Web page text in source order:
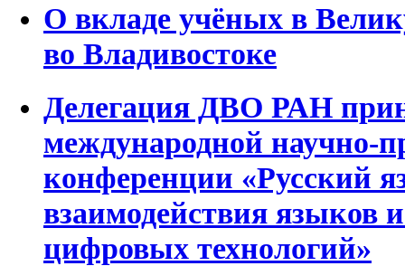
О вкладе учёных в
во Владивостоке
Делегация ДВО РАН
международной научно-
конференции «Русский
взаимодействия языков
цифровых технологий»